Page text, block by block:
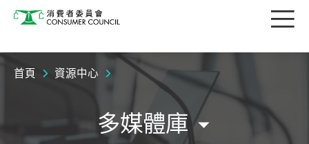
消費者委員會 目
首頁 資源中心
多媒體庫